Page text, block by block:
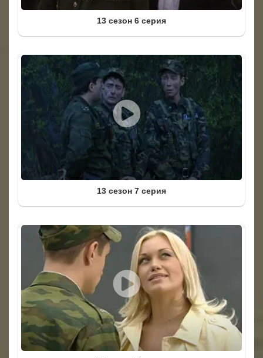
13 сезон 6 серия
13 сезон 7 серия